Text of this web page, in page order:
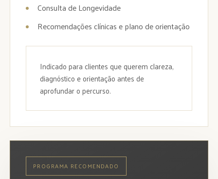
Consulta de Longevidade
Recomendações clínicas e plano de orientação
Indicado para clientes que querem clareza,
diagnóstico e orientação antes de
aprofundar o percurso.
PROGRAMA RECOMENDADO